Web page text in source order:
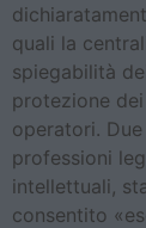
quali la
spiegabilità
protezione
operatori.
professioni
intellettuali,
consentito